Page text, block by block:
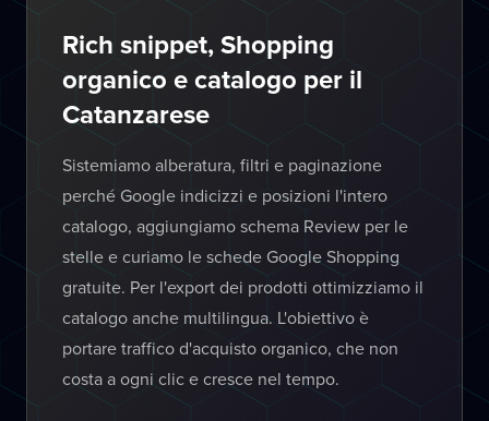
Rich snippet, Shopping
organico e catalogo per il
Catanzarese
Sistemiamo alberatura, filtri e paginazione
perché Google indicizzi e posizioni l'intero
catalogo, aggiungiamo schema Review per le
stelle e curiamo le schede Google Shopping
gratuite. Per l'export dei prodotti ottimizziamo il
catalogo anche multilingua. L'obiettivo è
portare traffico d'acquisto organico, che non
costa a ogni clic e cresce nel tempo.